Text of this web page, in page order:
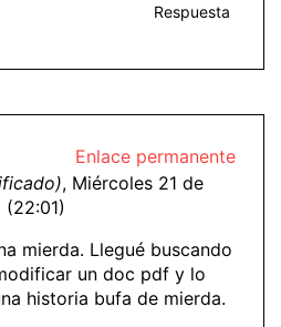
Respuesta
Enlace permanente
, Miércoles 21 de
mierda. Llegué buscando
un doc pdf y lo
historia bufa de mierda.